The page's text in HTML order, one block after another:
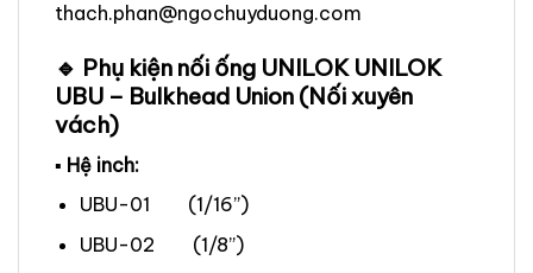
thach.phan@ngochuyduong.com
🔹 Phụ kiện nối ống UNILOK UNILOK
UBU – Bulkhead Union (Nối xuyên
vách)
▪ Hệ inch:
UBU-01 (1/16”)
UBU-02 (1/8”)